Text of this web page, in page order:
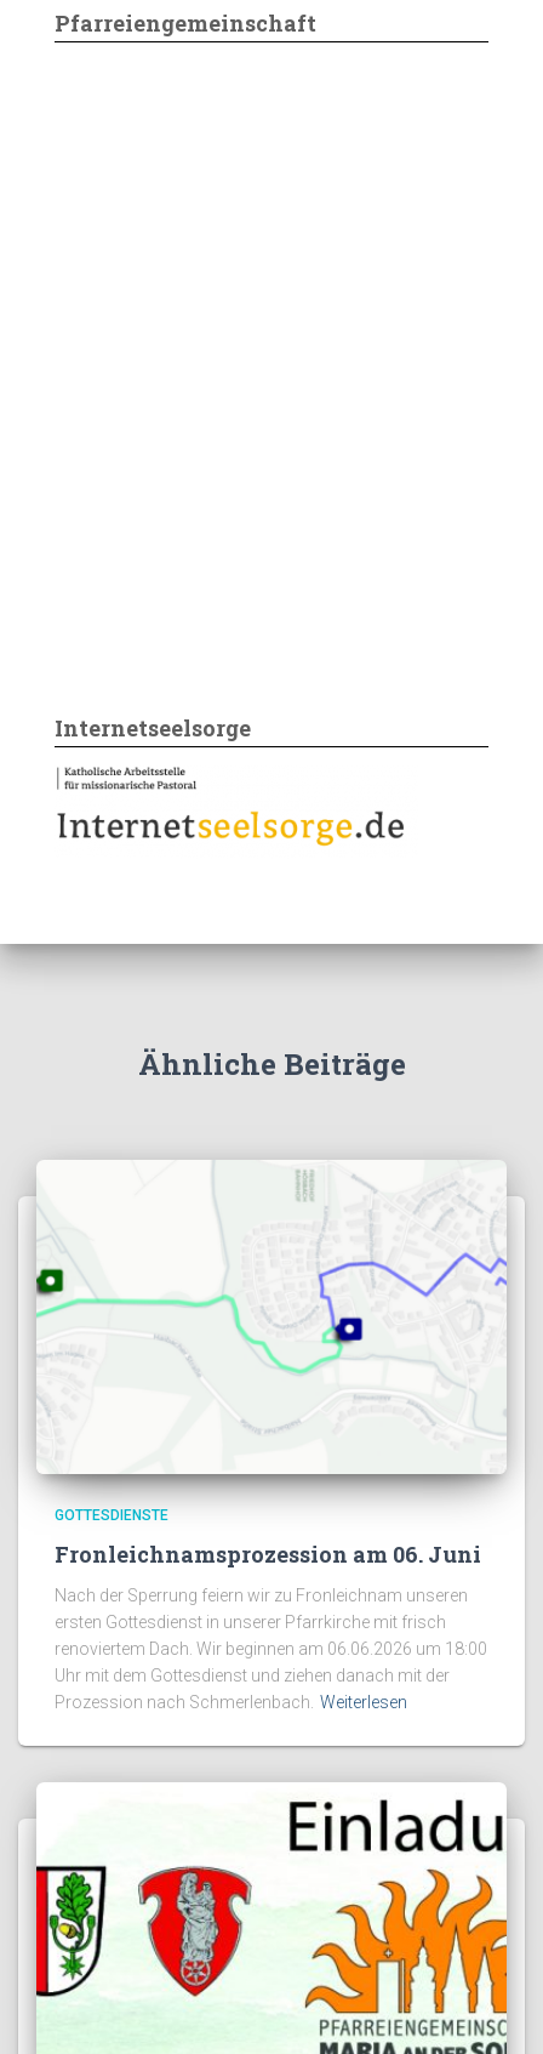
Pfarreiengemeinschaft
Internetseelsorge
Ähnliche Beiträge
GOTTESDIENSTE
Fronleichnamsprozession am 06. Juni
Nach der Sperrung feiern wir zu Fronleichnam unseren
ersten Gottesdienst in unserer Pfarrkirche mit frisch
renoviertem Dach. Wir beginnen am 06.06.2026 um 18:00
Uhr mit dem Gottesdienst und ziehen danach mit der
Prozession nach Schmerlenbach. Weiterlesen